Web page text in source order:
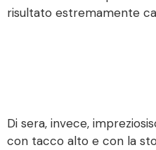
risultato estremamente
Di sera, invece,
con tacco alto e con la